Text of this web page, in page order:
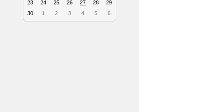
23
24 25 26 27 28
29
30
1 2 3 4 5 6